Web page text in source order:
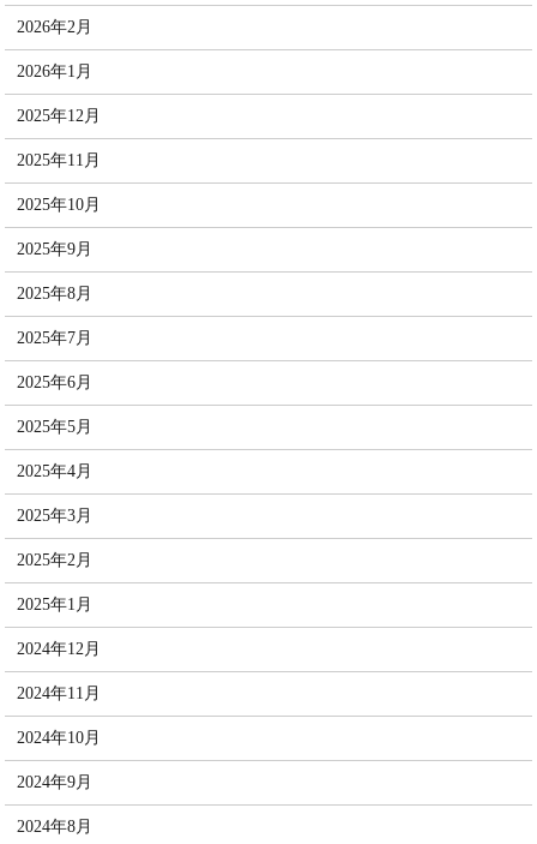
2026年2月
2026年1月
2025年12月
2025年11月
2025年10月
2025年9月
2025年8月
2025年7月
2025年6月
2025年5月
2025年4月
2025年3月
2025年2月
2025年1月
2024年12月
2024年11月
2024年10月
2024年9月
2024年8月